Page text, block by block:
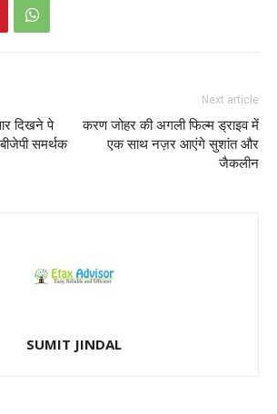
दिखने पे
समर्थक
Next article
करण जोहर की अगली फिल्म ड्राइव में
एक साथ नज़र आएंगे सुशांत और
जैकलीन
SUMIT JINDAL